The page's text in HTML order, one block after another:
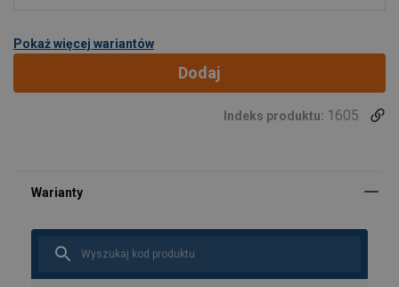
Pokaż więcej wariantów
Dodaj
Indeks produktu: 1605